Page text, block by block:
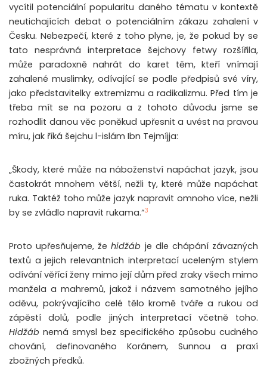
vycítil potenciální popularitu daného tématu v kontextě
neutichajících debat o potenciálním zákazu zahalení v
Česku. Nebezpečí, které z toho plyne, je, že pokud by se
tato nesprávná interpretace šejchovy fetwy rozšířila,
může paradoxně nahrát do karet těm, kteří vnímají
zahalené muslimky, odívající se podle předpisů své víry,
jako představitelky extremizmu a radikalizmu. Před tím je
třeba mít se na pozoru a z tohoto důvodu jsme se
rozhodlit danou věc poněkud upřesnit a uvést na pravou
míru, jak říká šejchu l-islám Ibn Tejmíjja:
„Škody, které může na náboženství napáchat jazyk, jsou
častokrát mnohem větší, nežli ty, které může napáchat
ruka. Taktéž toho může jazyk napravit omnoho více, nežli
by se zvládlo napravit rukama.“3
Proto upřesňujeme, žehidžáb je dle chápání závazných
textů a jejich relevantních interpretací uceleným stylem
odívání věřící ženy mimo její dům před zraky všech mimo
manžela a mahremů, jakož i názvem samotného jejího
oděvu, pokrývajícího celé tělo kromě tváře a rukou od
zápěstí dolů, podle jiných interpretací včetně toho.
Hidžáb nemá smysl bez specifického způsobu cudného
chování, definovaného Koránem, Sunnou a praxí
zbožných předků.